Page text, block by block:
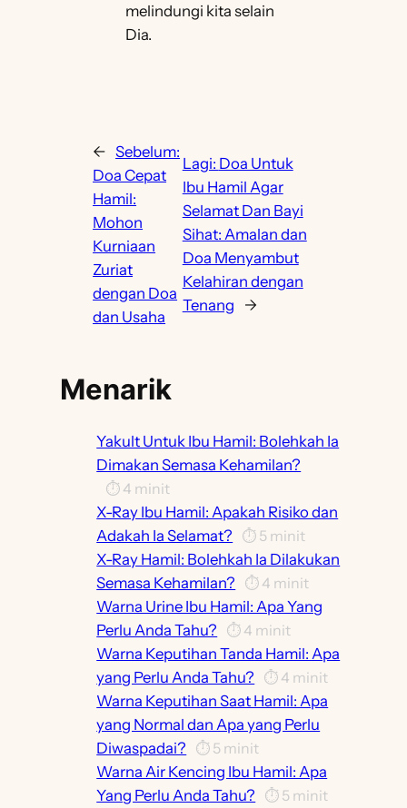
melindungi kita selain
Dia.
← Sebelum:
Doa Cepat
Hamil:
Mohon
Kurniaan
Zuriat
dengan Doa
dan Usaha
Lagi: Doa Untuk
Ibu Hamil Agar
Selamat Dan Bayi
Sihat: Amalan dan
Doa Menyambut
Kelahiran dengan
Tenang
→
Menarik
Yakult Untuk Ibu Hamil: Bolehkah Ia
Dimakan Semasa Kehamilan?
⏱️ 4 minit
X-Ray Ibu Hamil: Apakah Risiko dan
Adakah Ia Selamat? ⏱️ 5 minit
X-Ray Hamil: Bolehkah Ia Dilakukan
Semasa Kehamilan? ⏱️ 4 minit
Warna Urine Ibu Hamil: Apa Yang
Perlu Anda Tahu? ⏱️ 4 minit
Warna Keputihan Tanda Hamil: Apa
yang Perlu Anda Tahu? ⏱️ 4 minit
Warna Keputihan Saat Hamil: Apa
yang Normal dan Apa yang Perlu
Diwaspadai? ⏱️ 5 minit
Warna Air Kencing Ibu Hamil: Apa
Yang Perlu Anda Tahu? ⏱️ 5 minit